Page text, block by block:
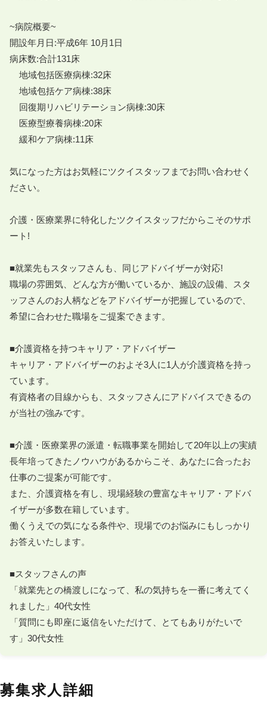
~病院概要~
開設年月日:平成6年 10月1日
病床数:合計131床
気になった方はお気軽にツクイスタッフまでお問い合わせく
ださい。
介護・医療業界に特化したツクイスタッフだからこそのサポ
ート!
■就業先もスタッフさんも、同じアドバイザーが対応!
職場の雰囲気、どんな方が働いているか、施設の設備、スタ
ッフさんのお人柄などをアドバイザーが把握しているので、
希望に合わせた職場をご提案できます。
■介護資格を持つキャリア・アドバイザー
キャリア・アドバイザーのおよそ3人に1人が介護資格を持っ
ています。
有資格者の目線からも、スタッフさんにアドバイスできるの
が当社の強みです。
■介護・医療業界の派遣・転職事業を開始して20年以上の実績
長年培ってきたノウハウがあるからこそ、あなたに合ったお
仕事のご提案が可能です。
また、介護資格を有し、現場経験の豊富なキャリア・アドバ
イザーが多数在籍しています。
働くうえでの気になる条件や、現場でのお悩みにもしっかり
お答えいたします。
■スタッフさんの声
「就業先との橋渡しになって、私の気持ちを一番に考えてく
れました」40代女性
「質問にも即座に返信をいただけて、とてもありがたいで
す」30代女性
募集求人詳細